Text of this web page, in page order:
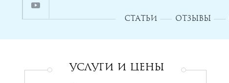
СТАТЬИ ОТЗЫВЫ
УСЛУГИ и ЦЕНЫ